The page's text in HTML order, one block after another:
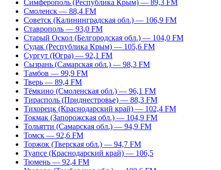
Симферополь (Республика Крым) — 89,3 FM
Смоленск — 88,4 FM
Советск (Калининградская обл.) — 106,9 FM
Ставрополь — 93,0 FM
Старый Оскол (Белгородская обл.) — 104,0 FM
Судак (Республика Крым) — 105,6 FM
Сургут (Югра) — 92,1 FM
Сызрань (Самарская обл.) — 98,3 FM
Тамбов — 99,9 FM
Тверь — 89,4 FM
Тёмкино (Смоленская обл.) — 96,1 FM
Тирасполь (Приднестровье) — 88,3 FM
Тихорецк (Краснодарский край) — 102,4 FM
Токмак (Запорожская обл.) — 104,9 FM
Тольятти (Самарская обл.) — 94,9 FM
Томск — 92,6 FM
Торжок (Тверская обл.) — 94,7 FM
Туапсе (Краснодарский край) — 106,5
Тюмень — 92,4 FM